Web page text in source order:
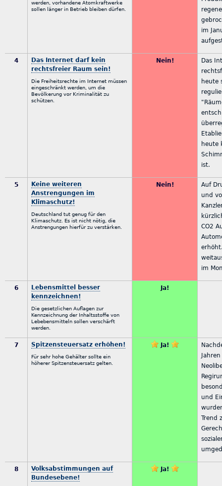
werden, vorhandene Atomkraftwerke
sollen länger in Betrieb bleiben dürfen.
im
4
Das Internet darf kein
rechtsfreier Raum sein!
Die Freiheitsrechte im Internet müssen
eingeschränkt werden, um die
Bevölkerung vor Kriminalität zu
schützen.
Nein!
Das
heute
heute
ist.
5
Keine weiteren
Anstrengungen im
Klimaschutz!
Deutschland tut genug für den
Klimaschutz. Es ist nicht nötig, die
Anstrengungen hierfür zu verstärken.
Nein!
Auf
und
CO2
im
6
Lebensmittel besser
kennzeichnen!
Die gesetzlichen Auflagen zur
Kennzeichnung der Inhaltsstoffe von
Lebebensmitteln sollen verschärft
werden.
Ja!
7 Spitzensteuersatz erhöhen!
Für sehr hohe Gehälter sollte ein
höherer Spitzensteuersatz gelten.
Ja!
und
Trend
8
Volksabstimmungen auf
Bundesebene!
Ja!